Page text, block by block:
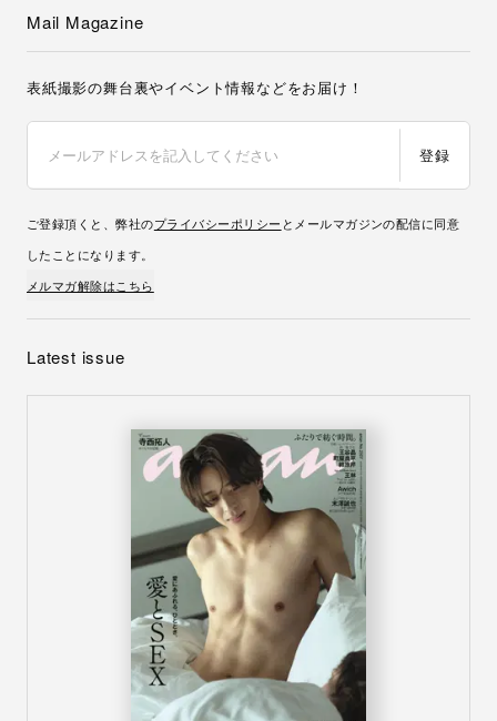
Mail Magazine
表紙撮影の舞台裏やイベント情報などをお届け！
登録
ご登録頂くと、弊社のプライバシーポリシー とメールマガジンの配信に同意
したことになります。
メルマガ解除はこちら
Latest issue